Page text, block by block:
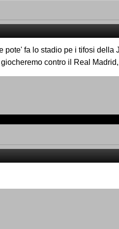
fa lo stadio pe i tifosi
contro il Real